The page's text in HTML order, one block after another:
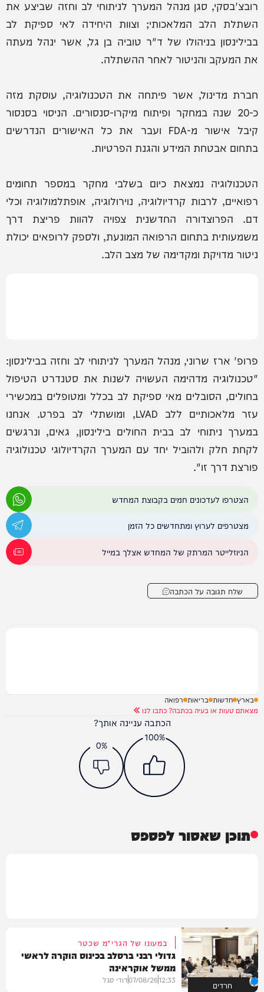
רובצ'בסקי, סגן מנהל המערך לניתוחי לב וחזה שביצע את
השתלת הלב המלאכותי; וצוות היחידה לאי ספיקת לב
בבילינסון בניהולו של ד"ר טוביה בן גל, אשר ינהל מעתה
את המעקב והניטור לאחר ההשתלה.
חברת מדינול, אשר פיתחה את הטכנולוגיה, עוסקת מזה
כ-20 שנה במחקר ופיתוח מיקרו-סנסורים. הניסוי בסנסור
קיבל אישור מ-FDA ועבר את כל האישורים הנדרשים
בתחום אבטחת המידע והגנת הפרטיות.
הטכנולוגיה נמצאת כיום בשלבי מחקר במספר תחומים
רפואיים, לרבות קרדיולוגיה, נוירולוגיה, אופתלמולוגיה וכלי
דם. הפרוצדורה החדשנית צפויה להוות פריצת דרך
משמעותית בתחום הרפואה המונעת, ולספק לרופאים יכולת
ניטור מדויקת ומקדימה של מצב הלב.
פרופ' ארז שרוני, מנהל המערך לניתוחי לב וחזה בבילינסון:
"טכנולוגיה מדהימה העשויה לשנות את סטנדרט הטיפול
בחולים, הסובלים מאי ספיקת לב בכלל ומטופלים במכשירי
עזר מלאכותיים ללב LVAD, ומושתלי לב בפרט. אנחנו
במערך ניתוחי לב בבית החולים בילינסון, גאים, ונרגשים
לקחת חלק ולהוביל יחד עם המערך הקרדיולוגי טכנולוגיה
פורצת דרך זו".
הצטרפו לעדכונים חמים בקבוצת המחדש
מצטרפים לערוץ ומתחדשים כל הזמן
הניוזלייטר המרתק של המחדש אצלך במייל
שלח תגובה על הכתבה
בארץ חדשות בריאות רפואה
מצאתם טעות או בעיה בכתבה? כתבו לנו
הכתבה עניינה אותך?
100%
0%
תוכן שאסור לפספס
חרדים
במעונו של הגרי"מ שכטר
גדולי רבני ברסלב בכינוס הוקרה לראשי
ממשל אוקראינה
12:33
07/08/26דודי סגל